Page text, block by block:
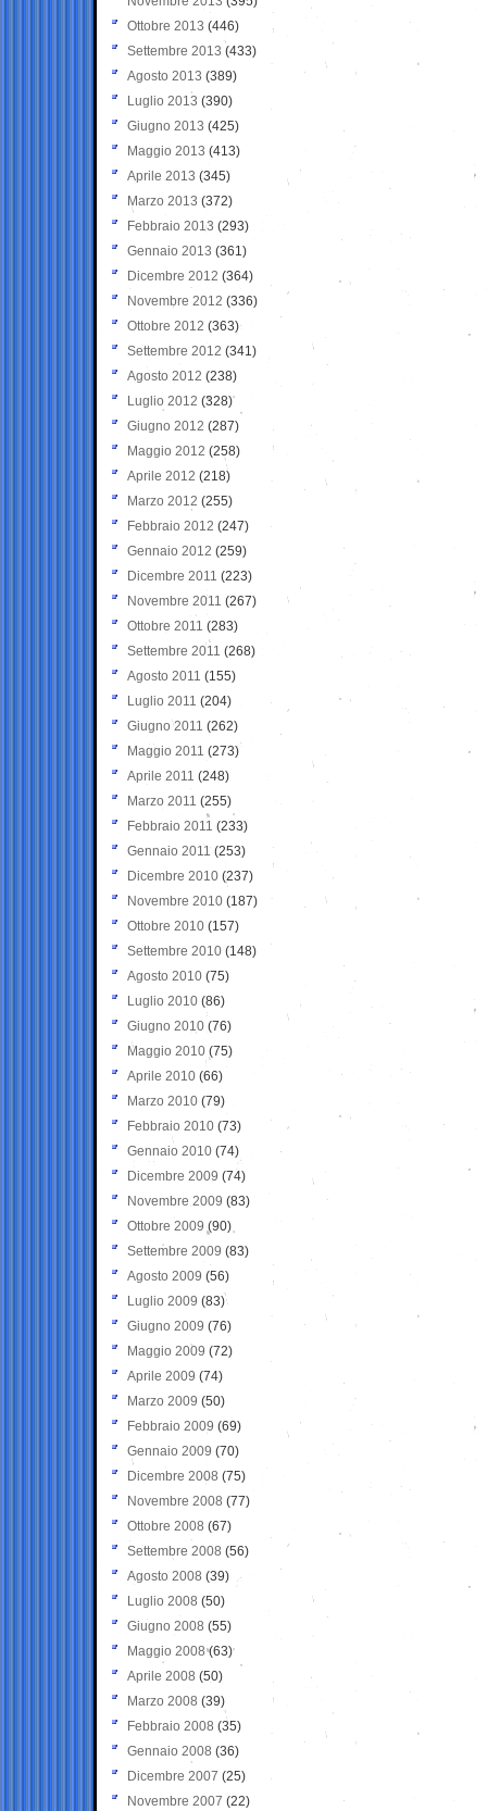
Ottobre 2013 (446)
Settembre 2013 (433)
Agosto 2013 (389)
Luglio 2013 (390)
Giugno 2013 (425)
Maggio 2013 (413)
Aprile 2013 (345)
Marzo 2013 (372)
Febbraio 2013 (293)
Gennaio 2013 (361)
Dicembre 2012 (364)
Novembre 2012 (336)
Ottobre 2012 (363)
Settembre 2012 (341)
Agosto 2012 (238)
Luglio 2012 (328)
Giugno 2012 (287)
Maggio 2012 (258)
Aprile 2012 (218)
Marzo 2012 (255)
Febbraio 2012 (247)
Gennaio 2012 (259)
Dicembre 2011 (223)
Novembre 2011 (267)
Ottobre 2011 (283)
Settembre 2011 (268)
Agosto 2011 (155)
Luglio 2011 (204)
Giugno 2011 (262)
Maggio 2011 (273)
Aprile 2011 (248)
Marzo 2011 (255)
Febbraio 2011 (233)
Gennaio 2011 (253)
Dicembre 2010 (237)
Novembre 2010 (187)
Ottobre 2010 (157)
Settembre 2010 (148)
Agosto 2010 (75)
Luglio 2010 (86)
Giugno 2010 (76)
Maggio 2010 (75)
Aprile 2010 (66)
Marzo 2010 (79)
Febbraio 2010 (73)
Gennaio 2010 (74)
Dicembre 2009 (74)
Novembre 2009 (83)
Ottobre 2009 (90)
Settembre 2009 (83)
Agosto 2009 (56)
Luglio 2009 (83)
Giugno 2009 (76)
Maggio 2009 (72)
Aprile 2009 (74)
Marzo 2009 (50)
Febbraio 2009 (69)
Gennaio 2009 (70)
Dicembre 2008 (75)
Novembre 2008 (77)
Ottobre 2008 (67)
Settembre 2008 (56)
Agosto 2008 (39)
Luglio 2008 (50)
Giugno 2008 (55)
Maggio 2008(63)
Aprile 2008 (50)
Marzo 2008 (39)
Febbraio 2008 (35)
Gennaio 2008 (36)
Dicembre 2007 (25)
Novembre 2007 (22)